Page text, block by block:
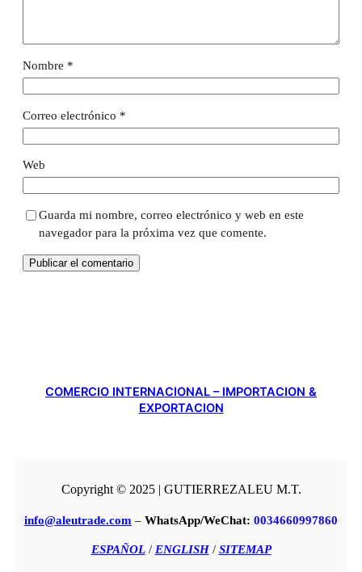
Nombre *
Correo electrónico *
Web
Guarda mi nombre, correo electrónico y web en este
navegador para la próxima vez que comente.
COMERCIO INTERNACIONAL – IMPORTACION &
EXPORTACION
Copyright © 2025 | GUTIERREZALEU M.T.
info@aleutrade.com – WhatsApp/WeChat: 0034660997860
ESPAÑOL/ ENGLISH/ SITEMAP